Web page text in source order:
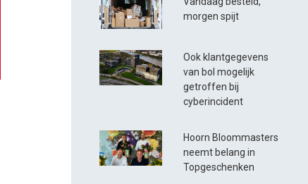
morgen spijt
Ook klantgegevens
van bol mogelijk
getroffen bij
cyberincident
Hoorn Bloommasters
neemt belang in
Topgeschenken